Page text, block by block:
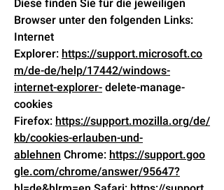
Diese finden Sie für die jeweiligen
Browser unter den folgenden Links:
Internet
Explorer:https://support.microsoft.co
m/de-de/help/17442/windows-
internet-explorer-delete-manage-
cookies
Firefox:https://support.mozilla.org/de/
kb/cookies-erlauben-und-
ablehnenChrome:https://support.goo
gle.com/chrome/answer/95647?